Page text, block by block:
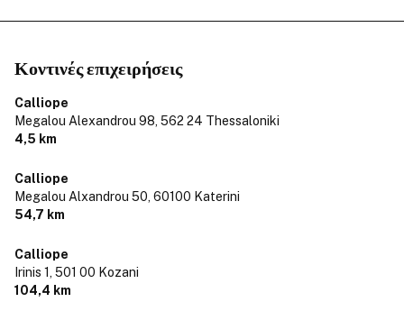
Κοντινές επιχειρήσεις
Calliope
Megalou Alexandrou 98, 562 24 Thessaloniki
4,5 km
Calliope
Megalou Alxandrou 50, 60100 Katerini
54,7 km
Calliope
Irinis 1, 501 00 Kozani
104,4 km